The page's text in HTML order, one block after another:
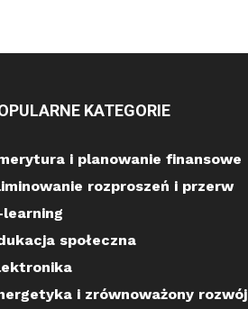
KATEGORIE
i planowanie finansowe
rozproszeń i przerw
learning
społeczna
i zrównoważony rozwój